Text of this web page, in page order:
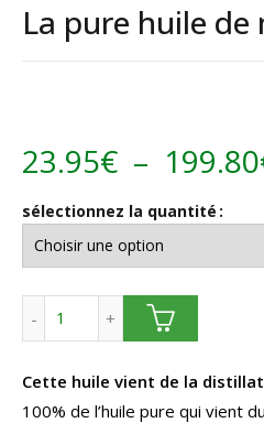
La pure huile de
23.95€ – 199.80
sélectionnez la quantité
quantité de La pure huile
Cette huile vient de la
100% de l’huile pure qui vient